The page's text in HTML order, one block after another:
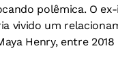
polêmica. O
vivido um
Henry, entre 2018